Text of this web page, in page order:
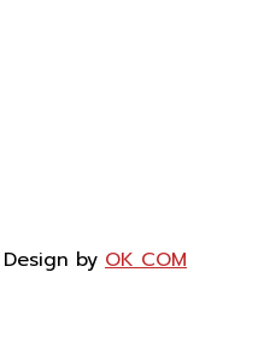
by OK COM